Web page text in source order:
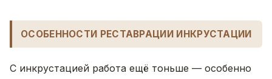
ОСОБЕННОСТИ РЕСТАВРАЦИИ ИНКРУСТАЦИИ
С инкрустацией работа ещё тоньше — особенно